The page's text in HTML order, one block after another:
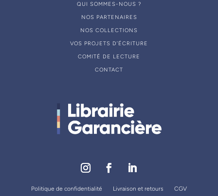
QUI SOMMES-NOUS ?
NOS PARTENAIRES
NOS COLLECTIONS
VOS PROJETS D’ÉCRITURE
COMITÉ DE LECTURE
CONTACT
Politique de confidentialité Livraison et retours CGV